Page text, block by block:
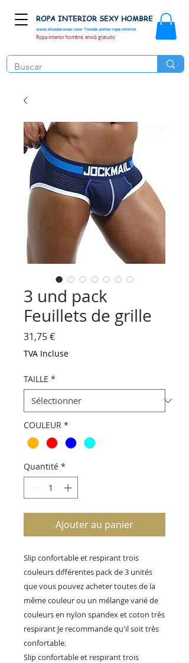
www.elunderwear.com Tienda online ropa interior
ROPA INTERIOR SEXY HOMBRE
Ropa interior hombre, envió gratuito
3 und pack
Feuillets de grille
31,75 €Prix
TVA Incluse
TAILLE *
COULEUR *
Quantité *
Ajouter au panier
Slip confortable et respirant trois
couleurs différentes pack de 3 unités
que vous pouvez acheter toutes de la
même couleur ou un mélange varié de
couleurs en nylon spandex et coton très
respirant Je recommande qu'il soit très
confortable.
Slip confortable et respirant trois